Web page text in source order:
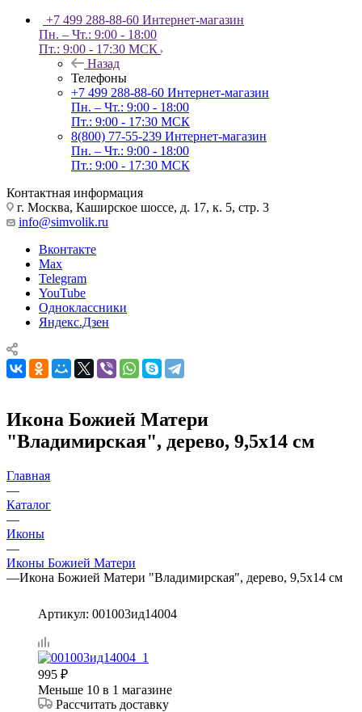
+7 499 288-88-60 Интернет-магазин
Пн. – Чт.: 9:00 - 18:00
Пт.: 9:00 - 17:30 МСК
Назад
Телефоны
+7 499 288-88-60 Интернет-магазин
Пн. – Чт.: 9:00 - 18:00
Пт.: 9:00 - 17:30 МСК
8(800) 77-55-239 Интернет-магазин
Пн. – Чт.: 9:00 - 18:00
Пт.: 9:00 - 17:30 МСК
Контактная информация
г. Москва, Каширское шоссе, д. 17, к. 5, стр. 3
info@simvolik.ru
Вконтакте
Max
Telegram
YouTube
Одноклассники
Яндекс.Дзен
Икона Божией Матери
"Владимирская", дерево, 9,5х14 см
Главная
—
Каталог
—
Иконы
—
Иконы Божией Матери
—Икона Божией Матери "Владимирская", дерево, 9,5х14 см
Артикул: 001003ид14004
995 ₽
Меньше 10 в 1 магазине
Рассчитать доставку